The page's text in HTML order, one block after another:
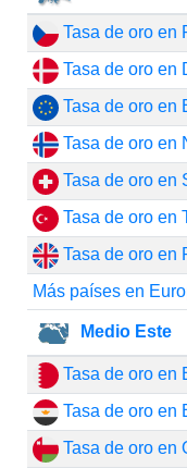
Tasa de oro en
Tasa de oro en
Tasa de oro en
Tasa de oro en
Tasa de oro en
Tasa de oro en
Tasa de oro en
Más países en
Medio Este
Tasa de oro en
Tasa de oro en
Tasa de oro en